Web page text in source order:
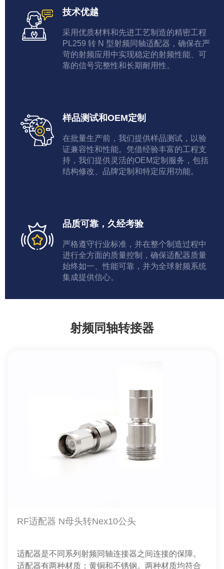
技术优越
采用优质材料和先进工艺制造的精密工程
PL259 转 N 型射频同轴适配器，确保在严
苛的射频应用中实现稳定的射频性能、可
靠的信号完整性和长期耐用性。
样品测试和OEM定制
在批量生产前，我们提供样品测试，以验
证兼容性和性能。凭借经验丰富的工程支
持，我们提供灵活的OEM定制服务，包括
结构修改、品牌定制和特定应用功能。
品质可靠，久经考验
严格遵守行业标准，并在整个制造过程中
进行全方面的质量控制，确保适配器质量
始终如一、性能可靠，并为全球射频系统
集成提供信心。
射频同轴转接器
RF适配器 N母头转Nex10公头
适配器是不同系列射频同轴连接器之间连接的保障。
适配器有两种材质：黄铜和不锈钢。两种材质均符合